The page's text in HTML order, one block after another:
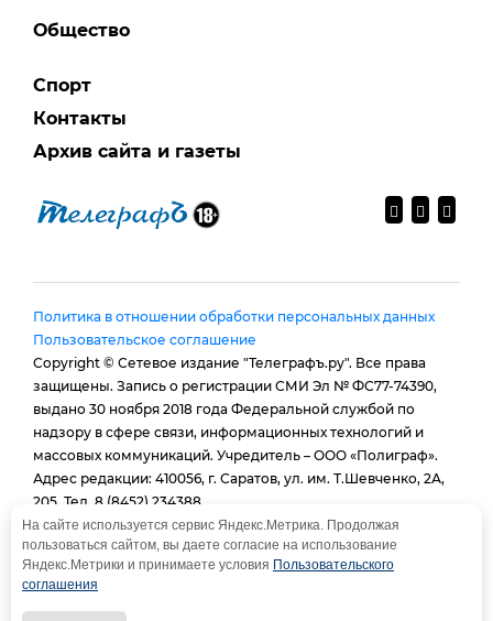
Общество
Спорт
Контакты
Архив сайта и газеты
Политика в отношении обработки персональных данных
Пользовательское соглашение
Copyright © Сетевое издание "Телеграфъ.ру". Все права
защищены. Запись о регистрации СМИ Эл № ФС77-74390,
выдано 30 ноября 2018 года Федеральной службой по
надзору в сфере связи, информационных технологий и
массовых коммуникаций. Учредитель – ООО «Полиграф».
Адрес редакции: 410056, г. Саратов, ул. им. Т.Шевченко, 2А,
205. Тел. 8 (8452) 234388.
E-mail: provtelegraf@gmail.com
И.о. главного редактора: Голубева Е. В.
При использовании материалов сайта - гиперссылка
обязательна
На сайте используется сервис Яндекс.Метрика. Продолжая
пользоваться сайтом, вы даете согласие на использование
Яндекс.Метрики и принимаете условия Пользовательского
соглашения